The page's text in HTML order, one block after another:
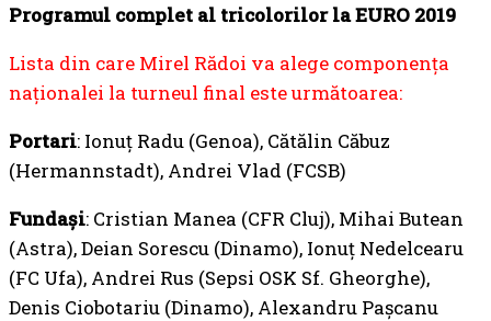
Programul complet al tricolorilor la EURO 2019
Lista din care Mirel Rădoi va alege componența
naționalei la turneul final este următoarea:
Portari: Ionuț Radu (Genoa), Cătălin Căbuz
(Hermannstadt), Andrei Vlad (FCSB)
Fundași: Cristian Manea (CFR Cluj), Mihai Butean
(Astra), Deian Sorescu (Dinamo), Ionuț Nedelcearu
(FC Ufa), Andrei Rus (Sepsi OSK Sf. Gheorghe),
Denis Ciobotariu (Dinamo), Alexandru Pașcanu